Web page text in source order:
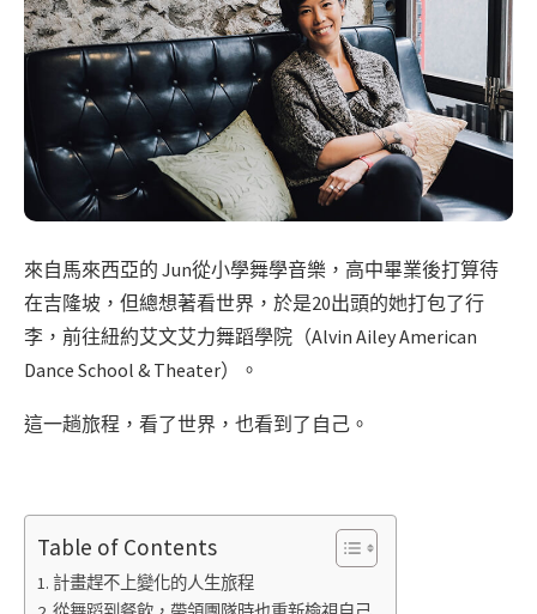
來自馬來西亞的 Jun從小學舞學音樂，高中畢業後打算待
在吉隆坡，但總想著看世界，於是20出頭的她打包了行
李，前往紐約艾文艾力舞蹈學院（Alvin Ailey American
Dance School & Theater）。
這一趟旅程，看了世界，也看到了自己。
Table of Contents
計畫趕不上變化的人生旅程